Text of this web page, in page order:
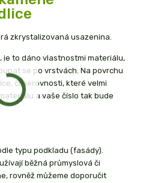
zkrystalizovaná usazenina.
to dáno vlastnostmi materiálu,
se po vrstvách. Na povrchu
či nerovnosti, které velmi
a vaše číslo tak bude
typu podkladu (fasády).
běžná průmyslová či
rovněž můžeme doporučit